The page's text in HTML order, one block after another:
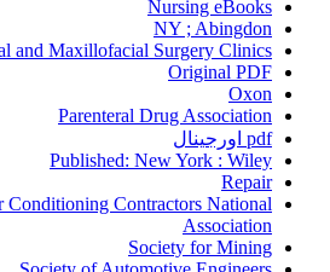
Nursing eBooks
NY ; Abingdon
and Maxillofacial Surgery Clinics
Original PDF
Oxon
Parenteral Drug Association
pdf اورجینال
Published: New York : Wiley
Repair
Conditioning Contractors National
Association
Society for Mining